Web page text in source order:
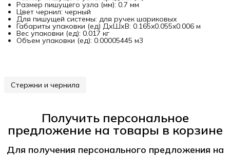
Размер пишущего узла (мм): 0.7 мм
Цвет чернил: черный
Для пишущей системы: для ручек шариковых
Габариты упаковки (ед) ДхШхВ: 0.165x0.055x0.006 м
Вес упаковки (ед): 0.017 кг
Объем упаковки (ед): 0.00005445 м3
Стержни и чернила
Получить персональное
предложение на товары в корзине
Для получения персонального предложения на